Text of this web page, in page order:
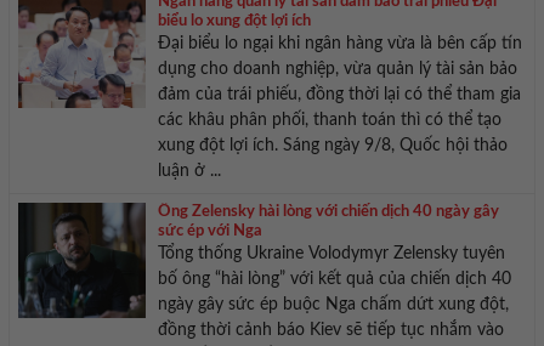
biểu lo xung đột lợi ích
Đại biểu lo ngại khi ngân hàng vừa là bên cấp tín
dụng cho doanh nghiệp, vừa quản lý tài sản bảo
đảm của trái phiếu, đồng thời lại có thể tham gia
các khâu phân phối, thanh toán thì có thể tạo
xung đột lợi ích. Sáng ngày 9/8, Quốc hội thảo
luận ở ...
Ông Zelensky hài lòng với chiến dịch 40 ngày gây
sức ép với Nga
Tổng thống Ukraine Volodymyr Zelensky tuyên
bố ông “hài lòng” với kết quả của chiến dịch 40
ngày gây sức ép buộc Nga chấm dứt xung đột,
đồng thời cảnh báo Kiev sẽ tiếp tục nhắm vào